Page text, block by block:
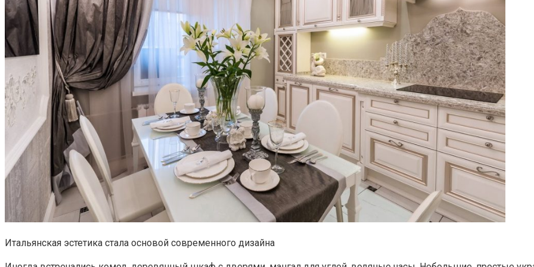
Итальянская эстетика стала основой современного дизайна